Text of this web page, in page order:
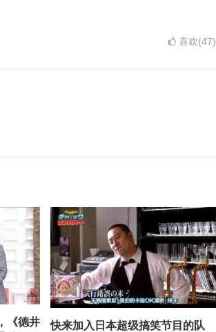
喜欢(47)
《德井
快来加入日本超级搞笑节目的队